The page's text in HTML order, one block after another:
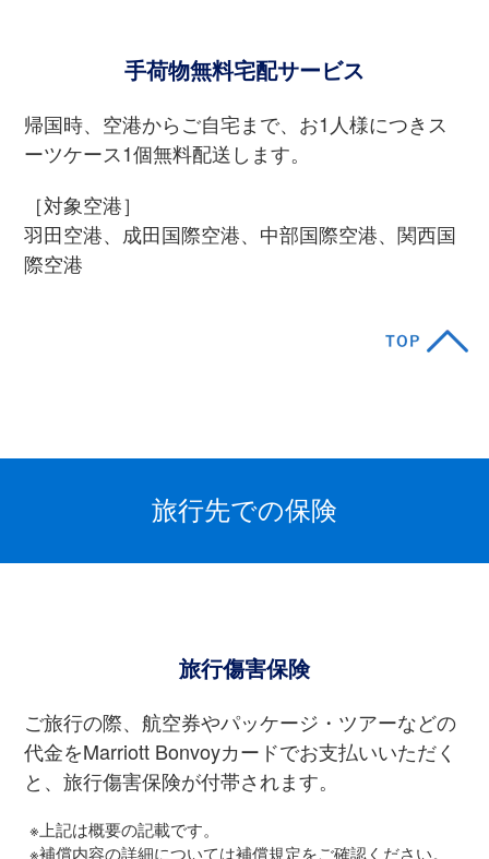
⼿荷物無料宅配サービス
帰国時、空港からご⾃宅まで、お1⼈様につきス
ーツケース1個無料配送します。
［対象空港］
⽻⽥空港、成⽥国際空港、中部国際空港、関⻄国
際空港
旅⾏先での保険
旅⾏傷害保険
ご旅⾏の際、航空券やパッケージ・ツアーなどの
代⾦をMarriott Bonvoyカードでお⽀払いいただく
と、旅⾏傷害保険が付帯されます。
※上記は概要の記載です。
※補償内容の詳細については補償規定をご確認ください。